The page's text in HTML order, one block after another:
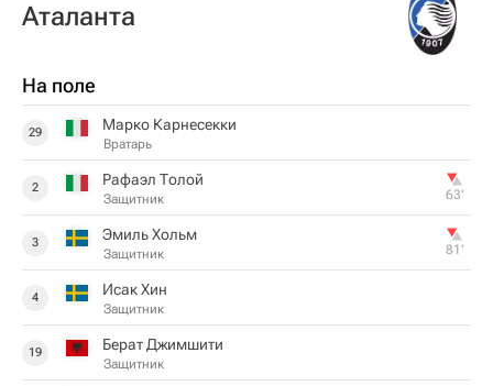
Аталанта
На поле
29 Марко Карнесекки
Вратарь
2 Рафаэл Толой
Защитник 63‎’‎
3 Эмиль Хольм
Защитник 81‎’‎
4 Исак Хин
Защитник
19 Берат Джимшити
Защитник